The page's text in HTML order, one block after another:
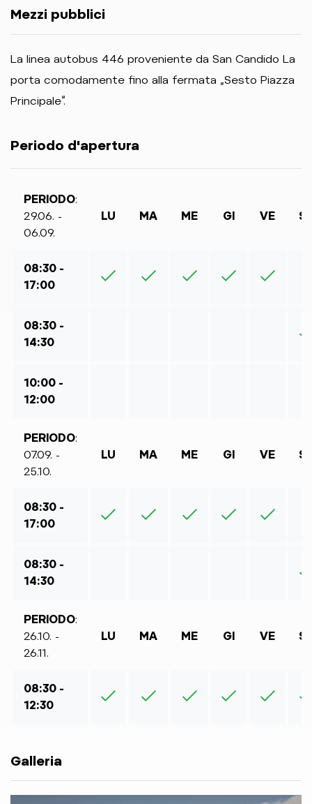
Mezzi pubblici
La linea autobus 446 proveniente da San Candido La
porta comodamente fino alla fermata „Sesto Piazza
Principale“.
Periodo d'apertura
PERIODO:
29.06. -
06.09.
LU MA ME GI VE
08:30 -
17:00
08:30 -
14:30
10:00 -
12:00
PERIODO:
07.09. -
25.10.
LU MA ME GI VE
08:30 -
17:00
08:30 -
14:30
PERIODO:
26.10. -
26.11.
LU MA ME GI VE
08:30 -
12:30
Galleria